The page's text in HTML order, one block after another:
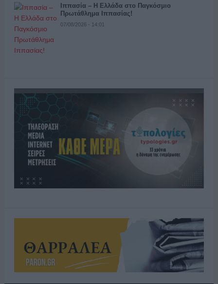
Ιππασία – Η Ελλάδα στο Παγκόσμιο
Πρωτάθλημα Ιππασίας!
07/08/2026 - 14:01